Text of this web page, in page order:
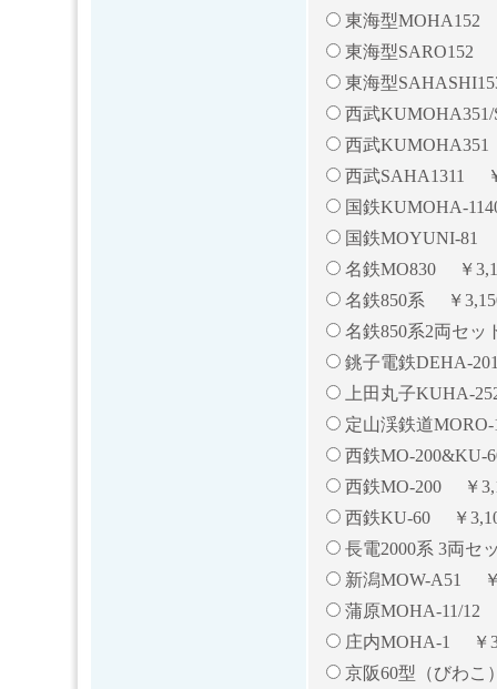
東海型MOHA152
東海型SARO152
東海型
西武
西武
西武SAHA1311
国鉄KUMOHA-
国鉄MOYUNI-81
名鉄MO830 ￥
名鉄850系 ￥
名鉄850系2両セ
銚子電鉄DEHA-
上田丸子KUHA-
定山渓鉄道
西鉄MO-
西鉄MO-200 ￥
西鉄KU-60 ￥
長電2000系 3両
新潟MOW-A51
蒲原MOHA-11/12
庄内MOHA-1 ￥
京阪60型（びわ